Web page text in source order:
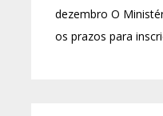
dezembro O
os prazos para